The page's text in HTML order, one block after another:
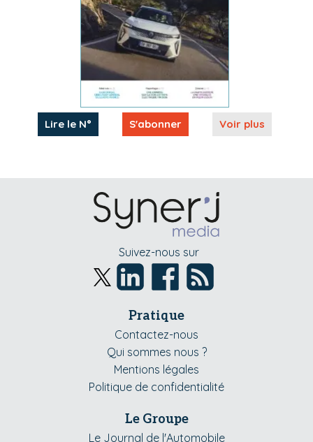
Lire le N° S'abonner Voir plus
Suivez-nous sur
Pratique
Contactez-nous
Qui sommes nous ?
Mentions légales
Politique de confidentialité
Le Groupe
Le Journal de l'Automobile